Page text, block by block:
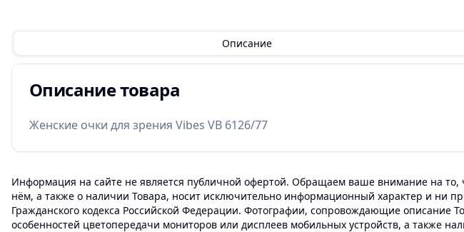
Описание
Описание товара
Женские очки для зрения Vibes VB 6126/77
Информация на сайте не является публичной офертой. Обращаем ваше внимание на
нём, а также о наличии Товара, носит исключительно информационный характер и ни
Гражданского кодекса Российской Федерации. Фотографии, сопровождающие описание
особенностей цветопередачи мониторов или дисплеев мобильных устройств, а также